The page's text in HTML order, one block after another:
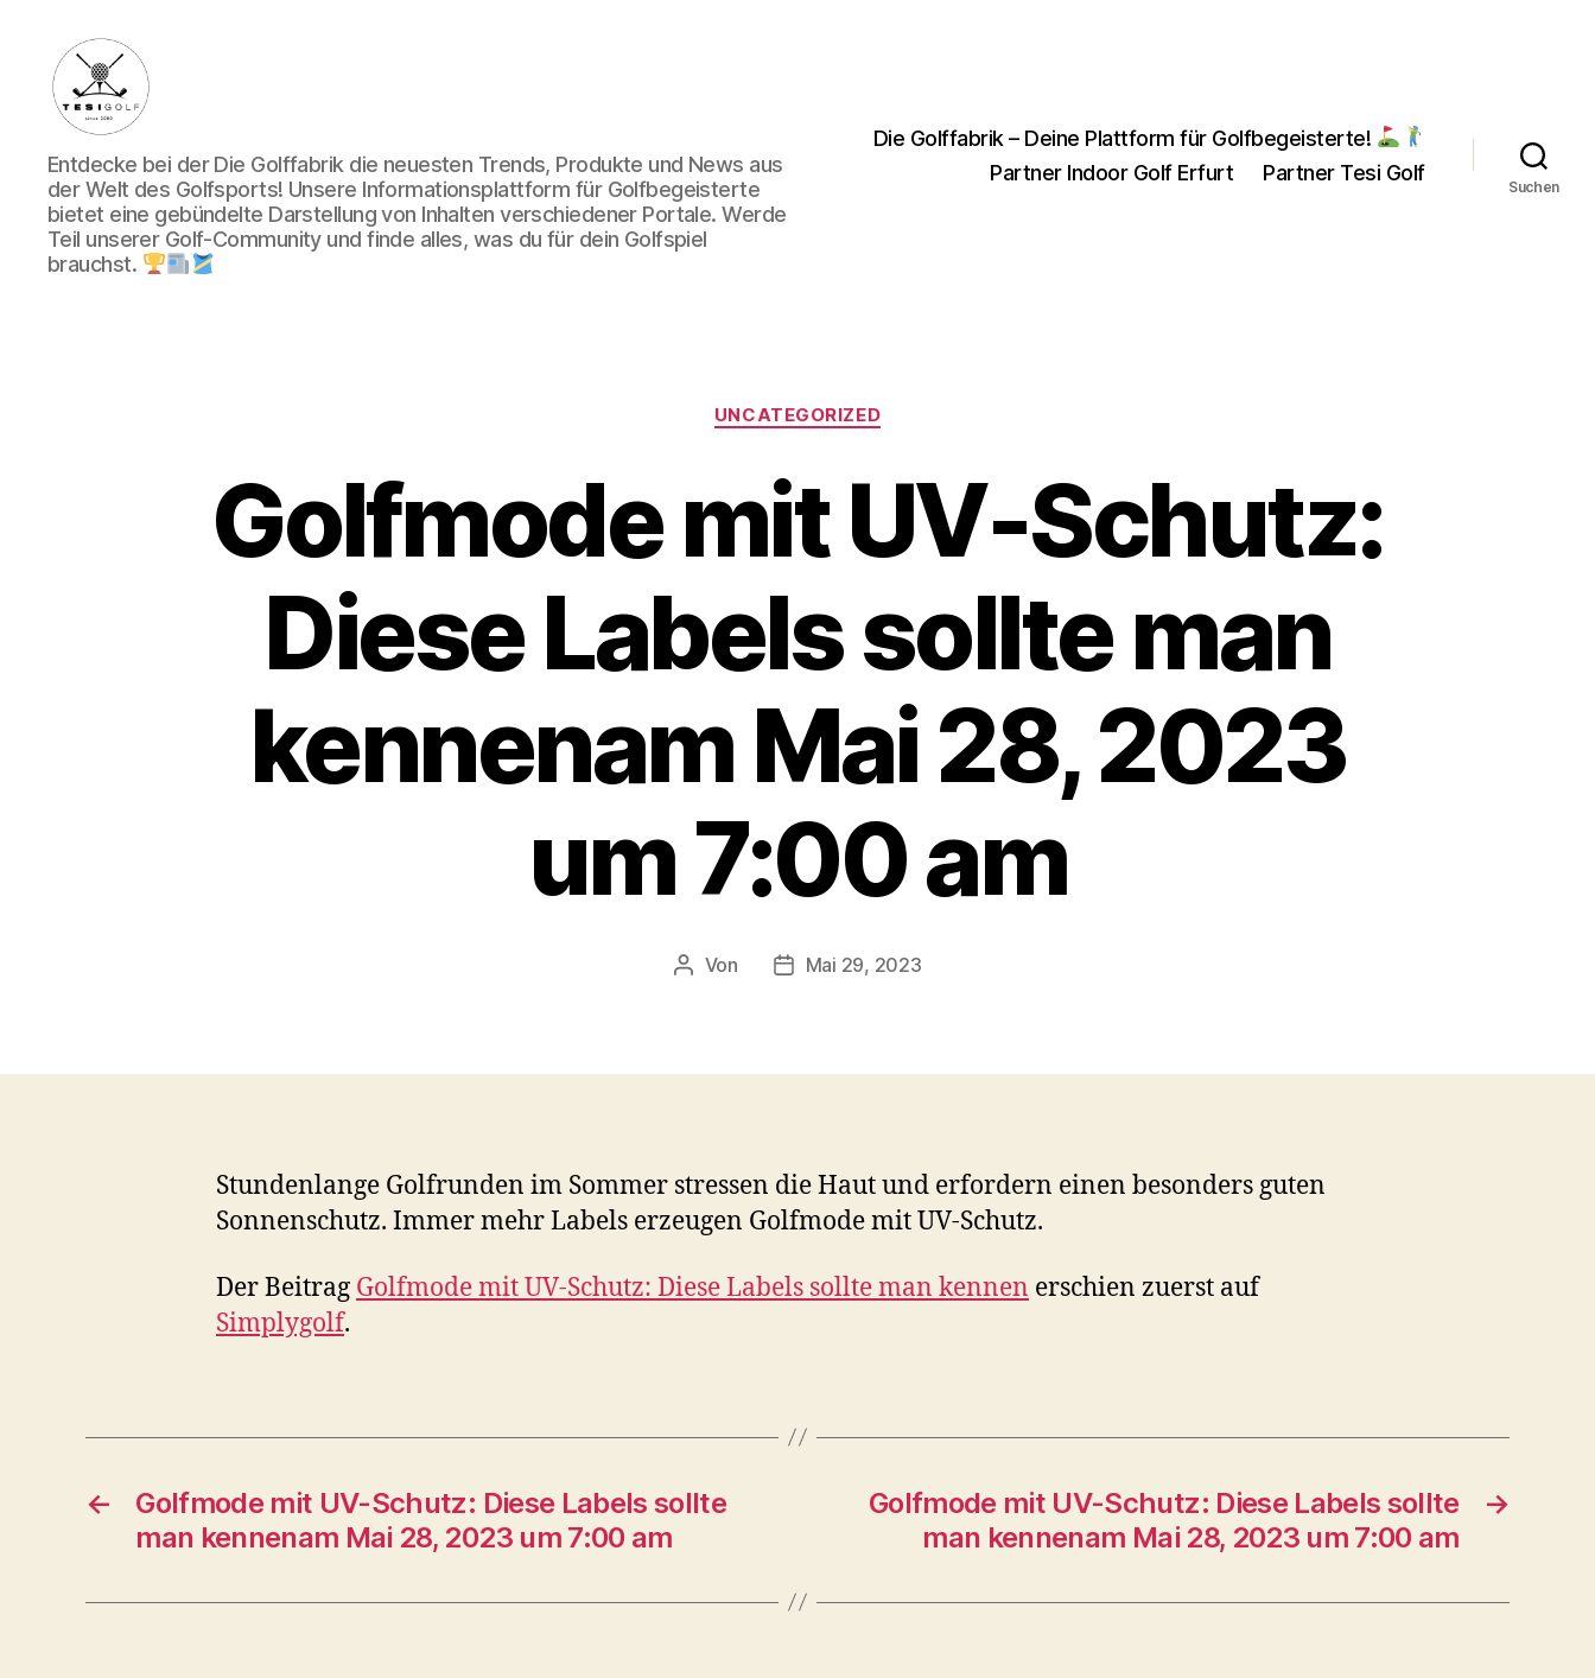
Die
Golffabrik
-
Deine
Plattform
Entdecke bei der Die Golffabrik die neuesten Trends, Produkte und News aus
der Welt des Golfsports! Unsere Informationsplattform für Golfbegeisterte
bietet eine gebündelte Darstellung von Inhalten verschiedener Portale. Werde
Teil unserer Golf-Community und finde alles, was du für dein Golfspiel
brauchst.
Die Golffabrik – Deine Plattform für Golfbegeisterte!
Partner Indoor Golf Erfurt
Partner Tesi Golf
Suchen
Kategorien
UNCATEGORIZED
Golfmode mit UV-Schutz:
Diese Labels sollte man
kennenam Mai 28, 2023
um 7:00 am
Beitragsautor
Von Veröffentlichungsdatum
Mai 29, 2023
Stundenlange Golfrunden im Sommer stressen die Haut und erfordern einen besonders guten
Sonnenschutz. Immer mehr Labels erzeugen Golfmode mit UV-Schutz.
Der Beitrag Golfmode mit UV-Schutz: Diese Labels sollte man kennen erschien zuerst auf
Simplygolf.
←
Golfmode mit UV-Schutz: Diese Labels sollte
man kennenam Mai 28, 2023 um 7:00 am
→
Golfmode mit UV-Schutz: Diese Labels sollte
man kennenam Mai 28, 2023 um 7:00 am